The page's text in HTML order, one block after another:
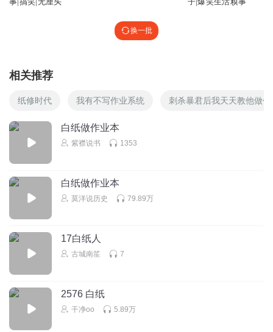
换一批
相关推荐
纸修时代 我有不写作业系统 刺杀暴君后我天天教他做作
白纸做作业本
紫襟说书 1353
白纸做作业本
莫洋说历史 79.89万
17白纸人
古城南笙 7
2576 白纸
干净oo 5.89万